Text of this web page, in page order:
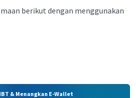
berikut dengan menggunakan
& Menangkan E-Wallet